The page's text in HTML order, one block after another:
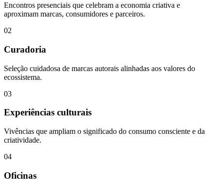
Encontros presenciais que celebram a economia criativa e
aproximam marcas, consumidores e parceiros.
02
Curadoria
Seleção cuidadosa de marcas autorais alinhadas aos valores do
ecossistema.
03
Experiências culturais
Vivências que ampliam o significado do consumo consciente e da
criatividade.
04
Oficinas